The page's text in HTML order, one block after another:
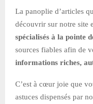
La panoplie d’articles
découvrir sur notre site
spécialisés à la pointe
sources fiables afin de
informations riches,
C’est à cœur joie que
astuces dispensés par